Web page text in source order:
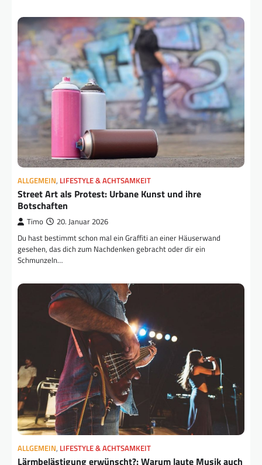
ALLGEMEIN, LIFESTYLE & ACHTSAMKEIT
Street Art als Protest: Urbane Kunst und ihre
Botschaften
Timo 20. Januar 2026
Du hast bestimmt schon mal ein Graffiti an einer Häuserwand
gesehen, das dich zum Nachdenken gebracht oder dir ein
Schmunzeln…
ALLGEMEIN, LIFESTYLE & ACHTSAMKEIT
Lärmbelästigung erwünscht?: Warum laute Musik auch